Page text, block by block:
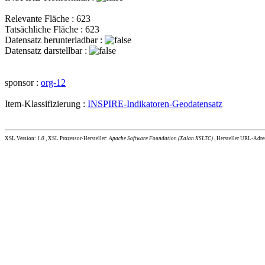
Relevante Fläche : 623
Tatsächliche Fläche : 623
Datensatz herunterladbar :
Datensatz darstellbar :
sponsor : org-12
Item-Klassifizierung : INSPIRE-Indikatoren-Geodatensatz
XSL Version: 1.0 , XSL Prozessor-Hersteller:Apache Software Foundation (Xalan XSLTC) , Hersteller URL-